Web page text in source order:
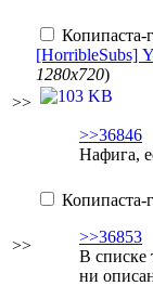
>>
Копипаста-
[HorribleSubs]
1280x720)
>>36846
Нафига,
>>
Копипаста-
>>36853
В списке
ни